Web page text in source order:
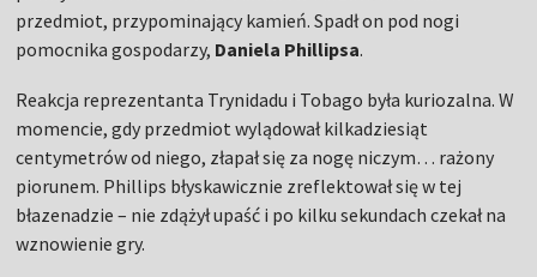
przedmiot, przypominający kamień. Spadł on pod nogi
pomocnika gospodarzy, Daniela Phillipsa.
Reakcja reprezentanta Trynidadu i Tobago była kuriozalna. W
momencie, gdy przedmiot wylądował kilkadziesiąt
centymetrów od niego, złapał się za nogę niczym… rażony
piorunem. Phillips błyskawicznie zreflektował się w tej
błazenadzie – nie zdążył upaść i po kilku sekundach czekał na
wznowienie gry.